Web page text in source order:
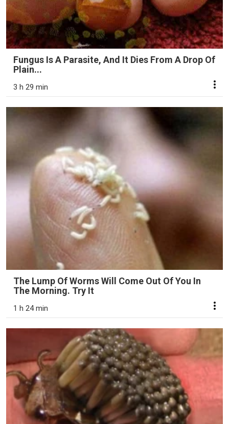
Fungus Is A Parasite, And It Dies From A Drop Of
Plain...
3 h 29 min
The Lump Of Worms Will Come Out Of You In
The Morning. Try It
1 h 24 min